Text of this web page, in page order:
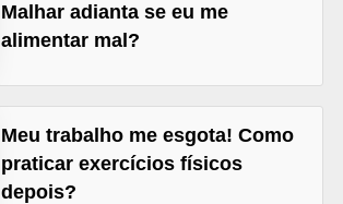
Malhar adianta se eu me
alimentar mal?
Meu trabalho me esgota! Como
praticar exercícios físicos
depois?